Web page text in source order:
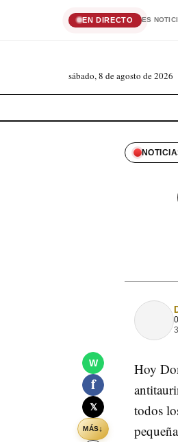
EN DIRECTO ES
sábado, 8 de agosto de 2026
W
f
𝕏
MÁS↓
Hoy
todos